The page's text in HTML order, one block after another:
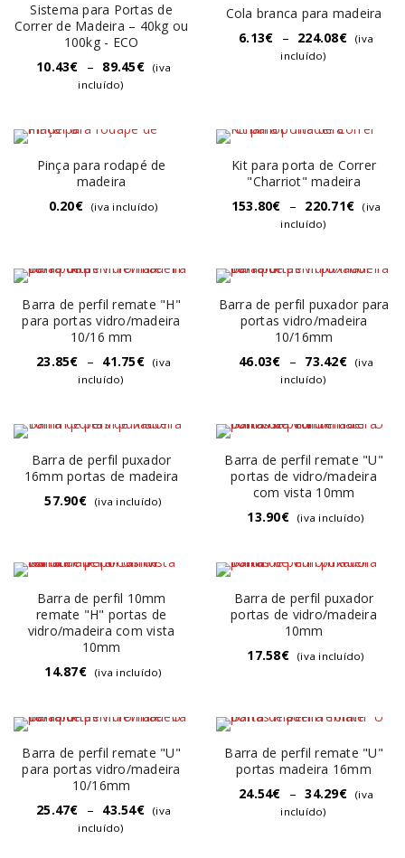
Sistema para Portas de
Correr de Madeira – 40kg ou
100kg - ECO
10.43€ – 89.45€
(iva
incluído)
Cola branca para madeira
6.13€ – 224.08€
(iva
incluído)
Pinça para rodapé de
madeira
0.20€ (iva incluído)
Kit para porta de Correr
"Charriot" madeira
153.80€ – 220.71€
(iva
incluído)
Barra de perfil remate "H"
para portas vidro/madeira
10/16 mm
23.85€ – 41.75€
(iva
incluído)
Barra de perfil puxador para
portas vidro/madeira
10/16mm
46.03€ – 73.42€
(iva
incluído)
Barra de perfil puxador
16mm portas de madeira
57.90€ (iva incluído)
Barra de perfil remate "U"
portas de vidro/madeira
com vista 10mm
13.90€ (iva incluído)
Barra de perfil 10mm
remate "H" portas de
vidro/madeira com vista
10mm
14.87€ (iva incluído)
Barra de perfil puxador
portas de vidro/madeira
10mm
17.58€ (iva incluído)
Barra de perfil remate "U"
para portas vidro/madeira
10/16mm
25.47€ – 43.54€
(iva
incluído)
Barra de perfil remate "U"
portas madeira 16mm
24.54€ – 34.29€
(iva
incluído)